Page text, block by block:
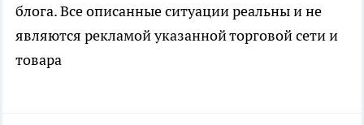
блога. Все описанные ситуации реальны и не
являются рекламой указанной торговой сети и
товара